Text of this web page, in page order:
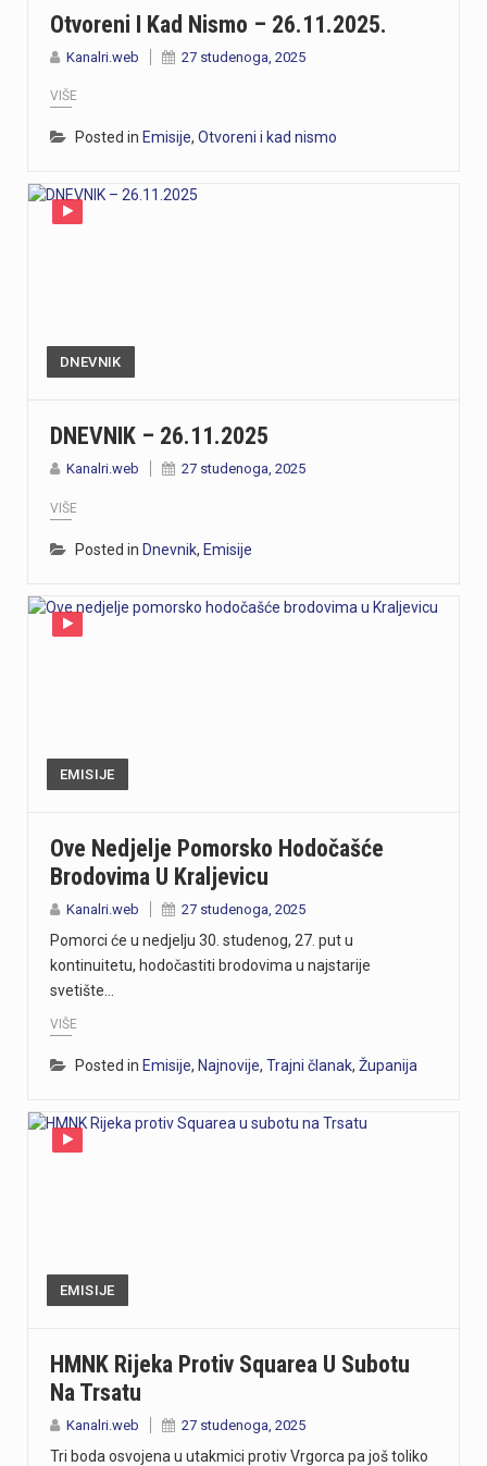
Otvoreni I Kad Nismo – 26.11.2025.
Kanalri.web 27 studenoga, 2025
VIŠE
Posted in Emisije, Otvoreni i kad nismo
DNEVNIK
DNEVNIK – 26.11.2025
Kanalri.web 27 studenoga, 2025
VIŠE
Posted in Dnevnik, Emisije
EMISIJE
Ove Nedjelje Pomorsko Hodočašće
Brodovima U Kraljevicu
Kanalri.web 27 studenoga, 2025
Pomorci će u nedjelju 30. studenog, 27. put u
kontinuitetu, hodočastiti brodovima u najstarije
svetište…
VIŠE
Posted in Emisije, Najnovije, Trajni članak, Županija
EMISIJE
HMNK Rijeka Protiv Squarea U Subotu
Na Trsatu
Kanalri.web 27 studenoga, 2025
Tri boda osvojena u utakmici protiv Vrgorca pa još toliko